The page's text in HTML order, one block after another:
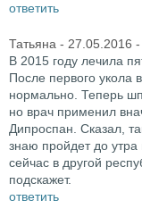
ответить
Татьяна - 27.05.2016
В 2015 году лечила
После первого укола
нормально. Теперь
но врач применил
Дипроспан. Сказал,
знаю пройдет до
сейчас в другой
подскажет.
ответить